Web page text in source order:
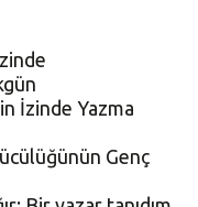
İzinde Yazma
Genç